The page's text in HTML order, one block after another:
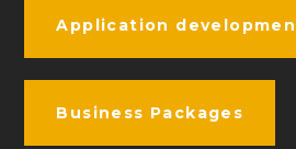
Application
Business Packages